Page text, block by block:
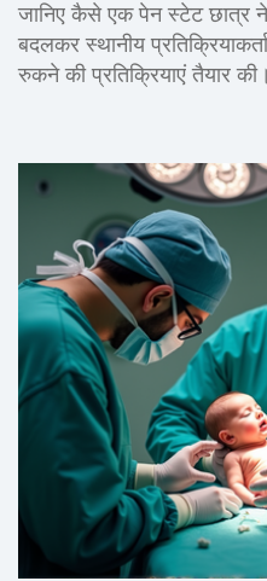
जानिए कैसे एक पेन स्टेट छात्र
बदलकर स्थानीय
रुकने की प्रतिक्रियाएं तैयार की।